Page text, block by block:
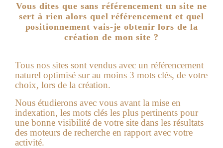
Vous dites que sans référencement un site ne
sert à rien alors quel référencement et quel
positionnement vais-je obtenir lors de la
création de mon site ?
Tous nos sites sont vendus avec un référencement
naturel optimisé sur au moins 3 mots clés, de votre
choix, lors de la création.
Nous étudierons avec vous avant la mise en
indexation, les mots clés les plus pertinents pour
une bonne visibilité de votre site dans les résultats
des moteurs de recherche en rapport avec votre
activité.